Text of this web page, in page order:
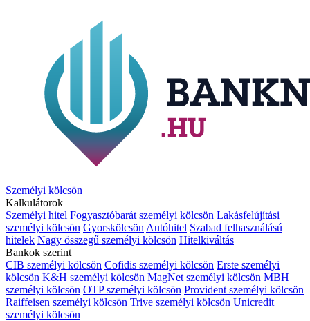
Személyi kölcsön
Kalkulátorok
Személyi hitel Fogyasztóbarát személyi kölcsön Lakásfelújítási
személyi kölcsön Gyorskölcsön Autóhitel Szabad felhasználású
hitelek Nagy összegű személyi kölcsön Hitelkiváltás
Bankok szerint
CIB személyi kölcsön Cofidis személyi kölcsön Erste személyi
kölcsön K&H személyi kölcsön MagNet személyi kölcsön MBH
személyi kölcsön OTP személyi kölcsön Provident személyi kölcsön
Raiffeisen személyi kölcsön Trive személyi kölcsön Unicredit
személyi kölcsön